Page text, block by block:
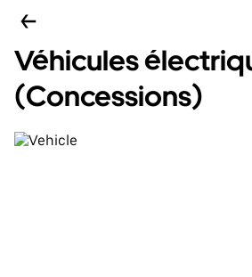
Véhicules
(Concessions)